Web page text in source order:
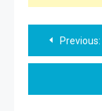
de
Previous: